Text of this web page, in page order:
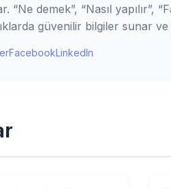
“Ne demek”, “Nasıl yapılır”,
güvenilir bilgiler sunar
FacebookLinkedIn